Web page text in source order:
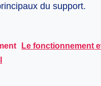
du support.
Le fonctionnement